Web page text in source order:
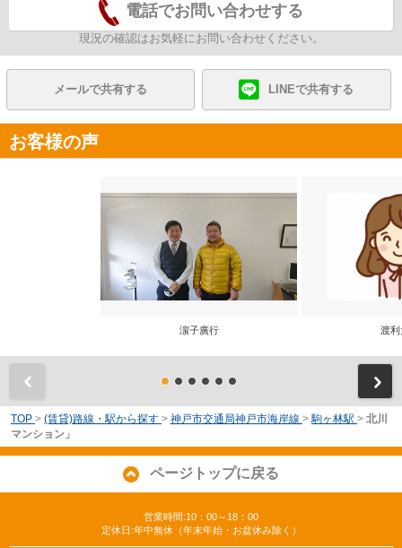
電話でお問い合わせする
現況の確認はお気軽にお問い合わせください。
メールで共有する LINEで共有する
お客様の声
濵子廣行 渡利
TOP > (賃貸)路線・駅から探す > 神戸市交通局神戸市海岸線 > 駒ヶ林駅 > 北川
マンション」
ページトップに戻る
営業時間:10：00～18：00
定休日:年中無休（年末年始・お盆休み除く）